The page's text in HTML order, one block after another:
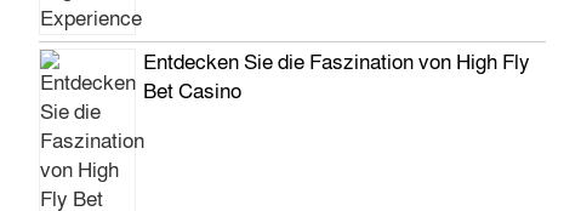
Entdecken Sie die Faszination von High Fly
Bet Casino